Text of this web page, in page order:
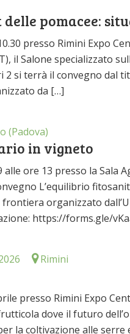
delle pomacee:
presso Rimini Expo
il Salone specializzato
si terrà il convegno dal
da […]
(Padova)
in vigneto
ore 13 presso la Sala
L’equilibrio
frontiera organizzato
https://forms.gle/
Rimini
presso Rimini Expo
dove il futuro
la coltivazione alle